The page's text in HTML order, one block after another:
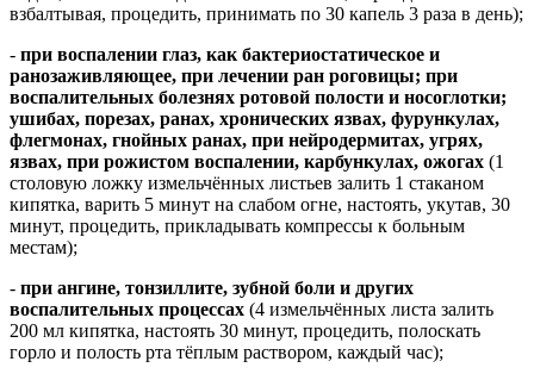
взбалтывая, процедить, принимать по 30 капель 3 раза в день);
- при воспалении глаз, как бактериостатическое и
ранозаживляющее, при лечении ран роговицы; при
воспалительных болезнях ротовой полости и носоглотки;
ушибах, порезах, ранах, хронических язвах, фурункулах,
флегмонах, гнойных ранах, при нейродермитах, угрях,
язвах, при рожистом воспалении, карбункулах, ожогах (1
столовую ложку измельчённых листьев залить 1 стаканом
кипятка, варить 5 минут на слабом огне, настоять, укутав, 30
минут, процедить, прикладывать компрессы к больным
местам);
- при ангине, тонзиллите, зубной боли и других
воспалительных процессах (4 измельчённых листа залить
200 мл кипятка, настоять 30 минут, процедить, полоскать
горло и полость рта тёплым раствором, каждый час);